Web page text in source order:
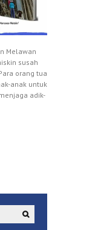
Melawan
susah
orang tua
anak untuk
adik-